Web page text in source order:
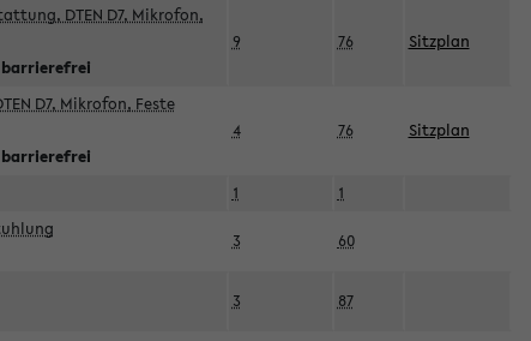
DTEN D7, Mikrofon,
barrierefrei
9 76 Sitzplan
D7, Mikrofon, Feste
barrierefrei
4 76 Sitzplan
1 1
3 60
3 87